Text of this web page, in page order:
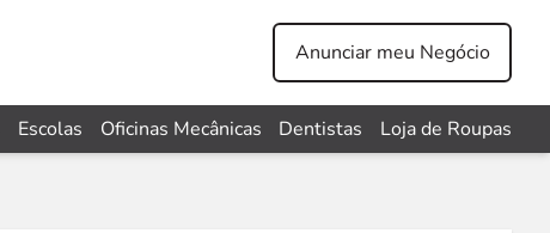
Anunciar meu Negócio
Escolas Oficinas Mecânicas Dentistas Loja de Roupas